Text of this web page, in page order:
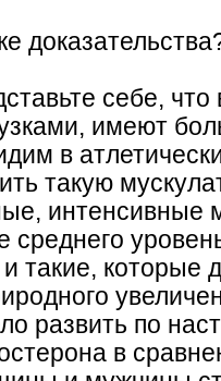
себе,
имеют
в
такую
интенсивные
среднего
и такие, которые
развить по
в